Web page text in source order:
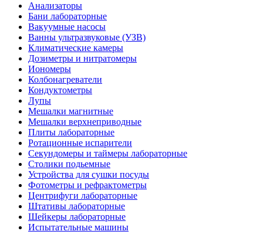
Анализаторы
Бани лабораторные
Вакуумные насосы
Ванны ультразвуковые (УЗВ)
Климатические камеры
Дозиметры и нитратомеры
Иономеры
Колбонагреватели
Кондуктометры
Лупы
Мешалки магнитные
Мешалки верхнеприводные
Плиты лабораторные
Ротационные испарители
Секундомеры и таймеры лабораторные
Столики подьемные
Устройства для сушки посуды
Фотометры и рефрактометры
Центрифуги лабораторные
Штативы лабораторные
Шейкеры лабораторные
Испытательные машины